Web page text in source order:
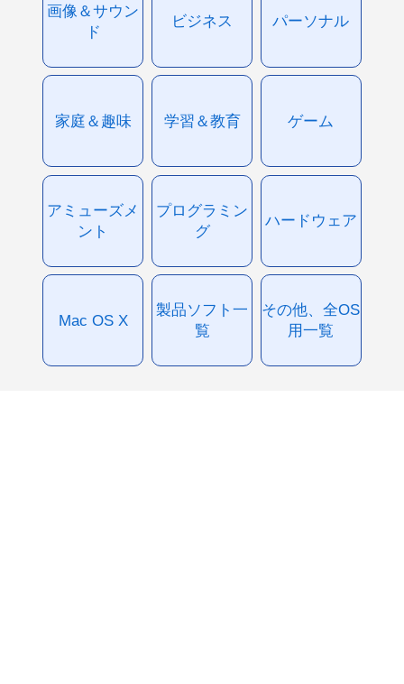
画像＆サウン
ド
ビジネス パーソナル
家庭＆趣味 学習＆教育 ゲーム
アミューズメ
ント
プログラミン
グ
ハードウェア
Mac OS X
製品ソフト一
覧
その他、全OS
用一覧